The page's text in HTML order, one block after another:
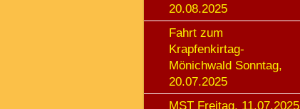
20.08.2025
Fahrt zum
Krapfenkirtag-
Mönichwald Sonntag,
20.07.2025
MST Freitag, 11.07.2025